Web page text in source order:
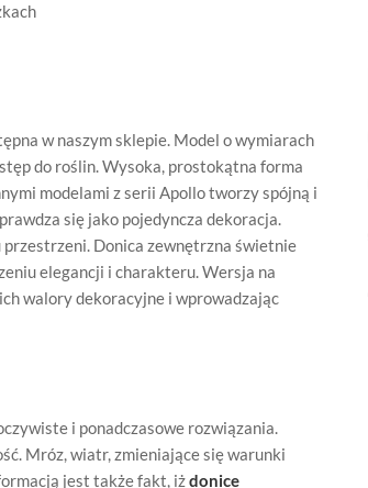
w naszym sklepie. Model o wymiarach
do roślin. Wysoka, prostokątna forma
modelami z serii Apollo tworzy spójną i
się jako pojedyncza dekoracja.
Donica zewnętrzna świetnie
elegancji i charakteru. Wersja na
walory dekoracyjne i wprowadzając
i ponadczasowe rozwiązania.
Mróz, wiatr, zmieniające się warunki
jest także fakt, iżdonice